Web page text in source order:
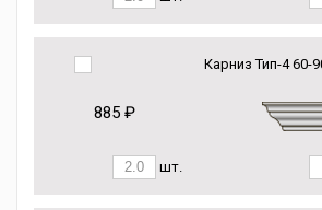
Карниз Тип-4 60-
885 ₽
шт.